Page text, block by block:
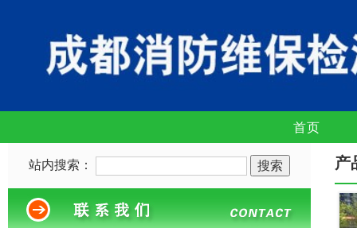
首页
站内搜索： 产